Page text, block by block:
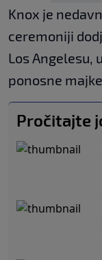
Knox je
ceremoniji
Los Angelesu,
ponosne
Pročitajte